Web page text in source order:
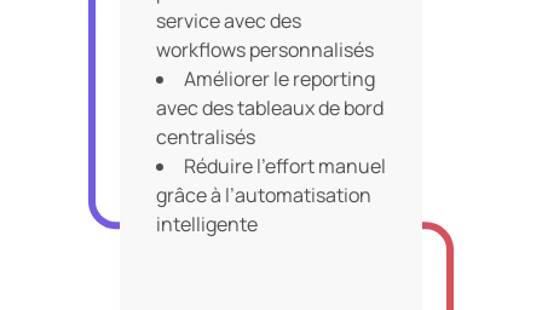
service avec des
workflows personnalisés
Améliorer le reporting
avec des tableaux de bord
centralisés
Réduire l’effort manuel
grâce à l’automatisation
intelligente